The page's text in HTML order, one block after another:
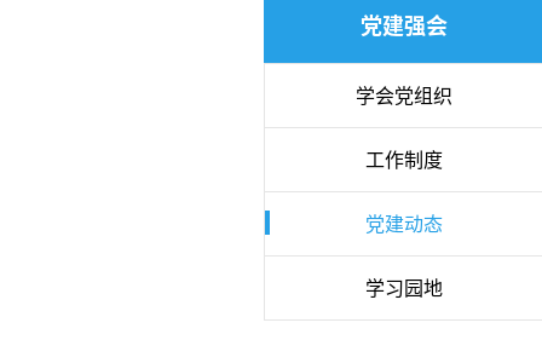
党建强会
学会党组织
工作制度
党建动态
学习园地